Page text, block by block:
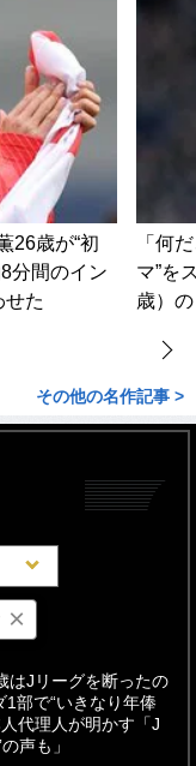
26歳が“初
分間のイン
せた
「何
マ”を
歳）
その他の名作記事 >
週間
はJリーグを断ったの
部で“いきなり年俸
代理人が明かす「J
声も」
×